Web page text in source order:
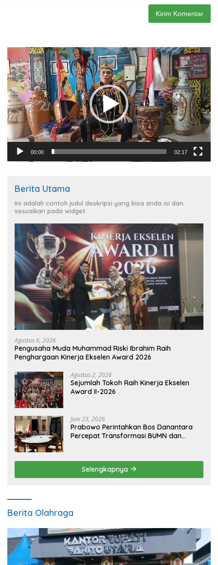
Pemutar
Video
00:00 02:17
Berita Utama
Ini adalah contoh judul deskripsi yang bisa anda isi dan
sesuaikan pada widget
Agustus 6, 2026
Pengusaha Muda Muhammad Riski Ibrahim Raih
Penghargaan Kinerja Ekselen Award 2026
Agustus 2, 2026
Sejumlah Tokoh Raih Kinerja Ekselen
Award II-2026
Juni 23, 2026
Prabowo Perintahkan Bos Danantara
Percepat Transformasi BUMN dan
Selengkapnya
Berita Olahraga